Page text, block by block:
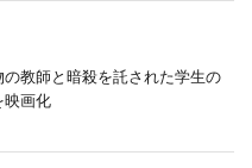
教師と暗殺を託された学生の
映画化